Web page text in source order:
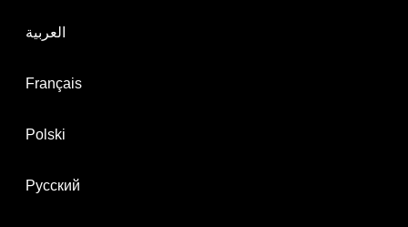
العربية
Français
Polski
Русский